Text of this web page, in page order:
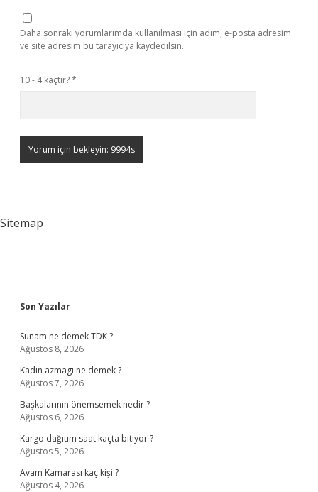
Daha sonraki yorumlarımda kullanılması için adım, e-posta adresim
ve site adresim bu tarayıcıya kaydedilsin.
10 - 4 kaçtır?*
Sitemap
Sidebar
Son Yazılar
Sunam ne demek TDK ?
Ağustos 8, 2026
Kadın azmagı ne demek ?
Ağustos 7, 2026
Başkalarının önemsemek nedir ?
Ağustos 6, 2026
Kargo dağıtım saat kaçta bitiyor ?
Ağustos 5, 2026
Avam Kamarası kaç kişi ?
Ağustos 4, 2026